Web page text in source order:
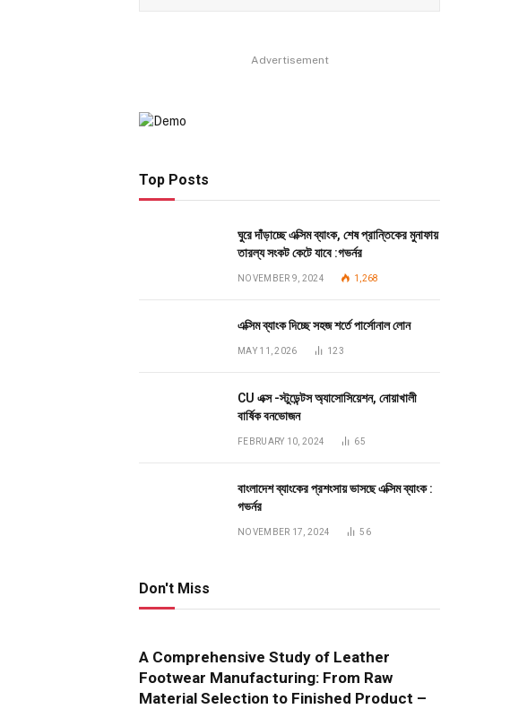
Advertisement
Top Posts
ঘুরে দাঁড়াচ্ছে এক্সিম ব্যাংক, শেষ প্রান্তিকের মুনাফায়
তারল্য সংকট কেটে যাবে :গভর্নর
NOVEMBER 9, 2024 1,268
এক্সিম ব্যাংক দিচ্ছে সহজ শর্তে পার্সোনাল লোন
MAY 11, 2026 123
CU এক্স -স্টুডেন্টস অ্যাসোসিয়েশন, নোয়াখালী
বার্ষিক বনভোজন
FEBRUARY 10, 2024 65
বাংলাদেশ ব্যাংকের প্রশংসায় ভাসছে এক্সিম ব্যাংক :
গভর্নর
NOVEMBER 17, 2024 56
Don't Miss
A Comprehensive Study of Leather
Footwear Manufacturing: From Raw
Material Selection to Finished Product –